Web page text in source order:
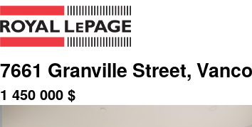
7661 Granville Street,
1 450 000 $